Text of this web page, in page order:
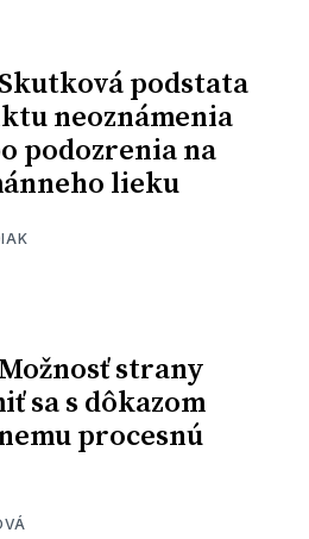
podstata
neoznámenia
podozrenia na
lieku
strany
sa s dôkazom
procesnú